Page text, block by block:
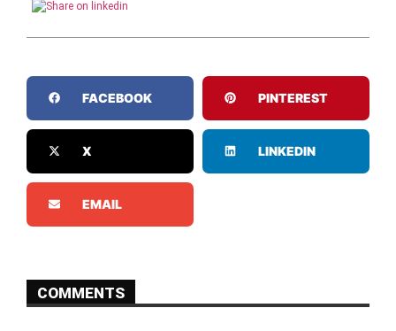
FACEBOOK PINTEREST
X LINKEDIN
EMAIL
COMMENTS